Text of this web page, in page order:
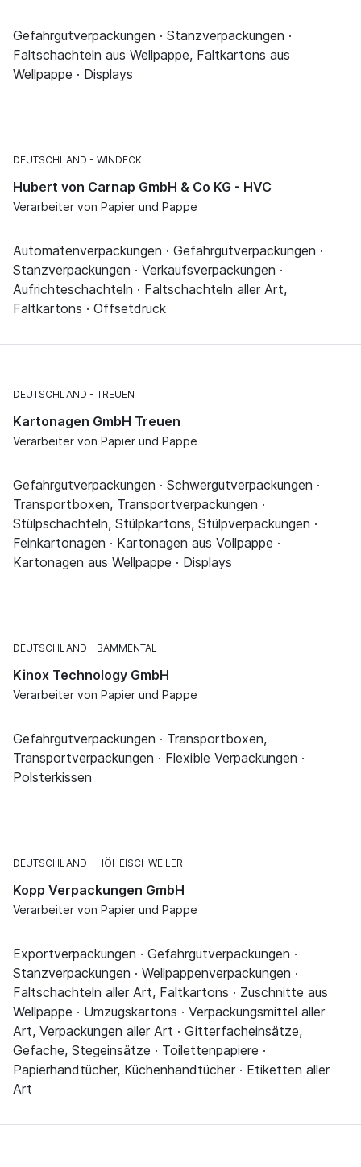
Gefahrgutverpackungen · Stanzverpackungen ·
Faltschachteln aus Wellpappe, Faltkartons aus
Wellpappe · Displays
DEUTSCHLAND WINDECK
Hubert von Carnap GmbH & Co KG - HVC
Verarbeiter von Papier und Pappe
Automatenverpackungen · Gefahrgutverpackungen ·
Stanzverpackungen · Verkaufsverpackungen ·
Aufrichteschachteln · Faltschachteln aller Art,
Faltkartons · Offsetdruck
DEUTSCHLAND TREUEN
Kartonagen GmbH Treuen
Verarbeiter von Papier und Pappe
Gefahrgutverpackungen · Schwergutverpackungen ·
Transportboxen, Transportverpackungen ·
Stülpschachteln, Stülpkartons, Stülpverpackungen ·
Feinkartonagen · Kartonagen aus Vollpappe ·
Kartonagen aus Wellpappe · Displays
DEUTSCHLAND BAMMENTAL
Kinox Technology GmbH
Verarbeiter von Papier und Pappe
Gefahrgutverpackungen · Transportboxen,
Transportverpackungen · Flexible Verpackungen ·
Polsterkissen
DEUTSCHLAND HÖHEISCHWEILER
Kopp Verpackungen GmbH
Verarbeiter von Papier und Pappe
Exportverpackungen · Gefahrgutverpackungen ·
Stanzverpackungen · Wellpappenverpackungen ·
Faltschachteln aller Art, Faltkartons · Zuschnitte aus
Wellpappe · Umzugskartons · Verpackungsmittel aller
Art, Verpackungen aller Art · Gitterfacheinsätze,
Gefache, Stegeinsätze · Toilettenpapiere ·
Papierhandtücher, Küchenhandtücher · Etiketten aller
Art